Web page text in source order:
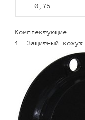
0,75
Комплектующие
1. Защитный кожух